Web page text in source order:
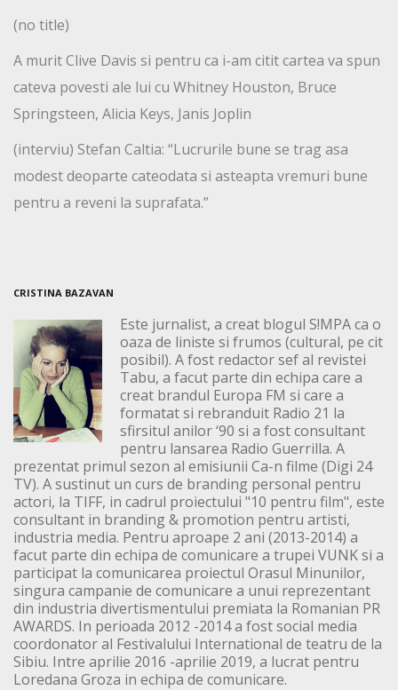
(no title)
A murit Clive Davis si pentru ca i-am citit cartea va spun
cateva povesti ale lui cu Whitney Houston, Bruce
Springsteen, Alicia Keys, Janis Joplin
(interviu) Stefan Caltia: “Lucrurile bune se trag asa
modest deoparte cateodata si asteapta vremuri bune
pentru a reveni la suprafata.”
CRISTINA BAZAVAN
Este jurnalist, a creat blogul S!MPA ca o
oaza de liniste si frumos (cultural, pe cit
posibil). A fost redactor sef al revistei
Tabu, a facut parte din echipa care a
creat brandul Europa FM si care a
formatat si rebranduit Radio 21 la
sfirsitul anilor ‘90 si a fost consultant
pentru lansarea Radio Guerrilla. A
prezentat primul sezon al emisiunii Ca-n filme (Digi 24
TV). A sustinut un curs de branding personal pentru
actori, la TIFF, in cadrul proiectului "10 pentru film", este
consultant in branding & promotion pentru artisti,
industria media. Pentru aproape 2 ani (2013-2014) a
facut parte din echipa de comunicare a trupei VUNK si a
participat la comunicarea proiectul Orasul Minunilor,
singura campanie de comunicare a unui reprezentant
din industria divertismentului premiata la Romanian PR
AWARDS. In perioada 2012 -2014 a fost social media
coordonator al Festivalului International de teatru de la
Sibiu. Intre aprilie 2016 -aprilie 2019, a lucrat pentru
Loredana Groza in echipa de comunicare.